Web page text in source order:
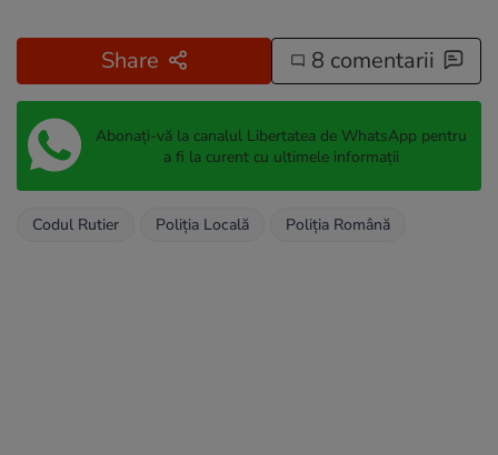
Share 8 comentarii
Abonați-vă la canalul Libertatea de WhatsApp pentru
a fi la curent cu ultimele informații
Codul Rutier Poliția Locală Poliția Română